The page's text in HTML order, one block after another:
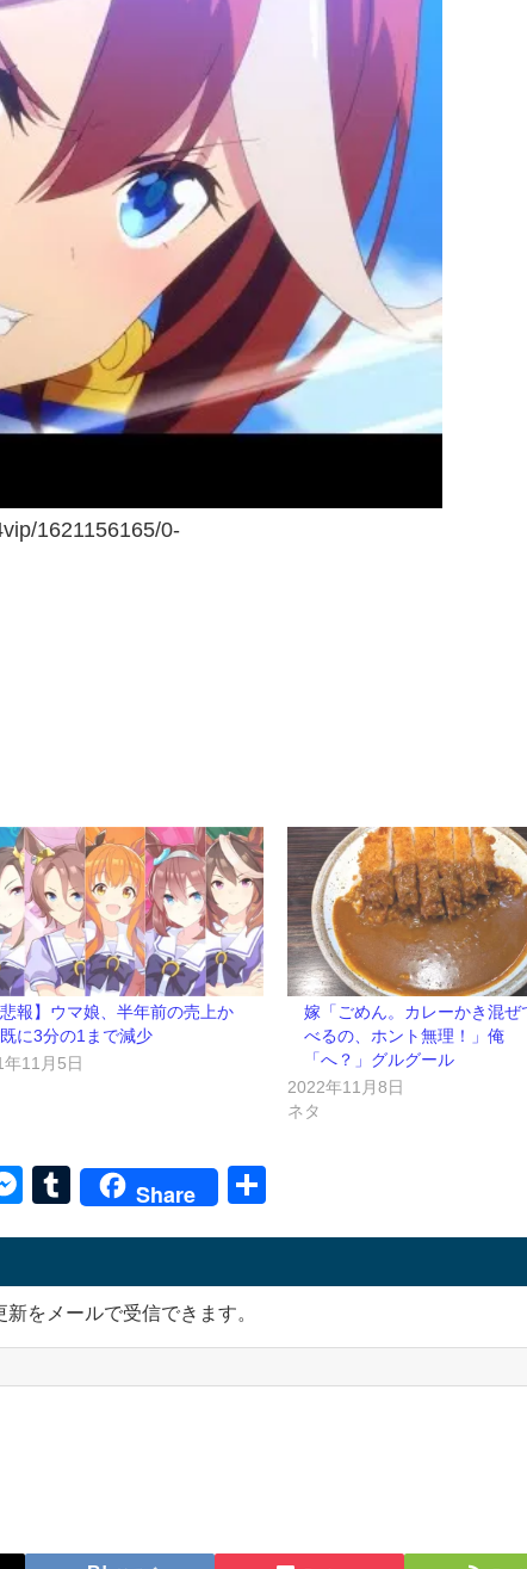
1621156165/0-
悲報】ウマ娘、半年前の売上か
に3分の1まで減少
年11月5日
嫁「ごめん。カレーかき混ぜ
べるの、ホント無理！」俺
「へ？」グルグール
2022年11月8日
ネタ
Messenger
Tumblr
Share
をメールで受信できます。